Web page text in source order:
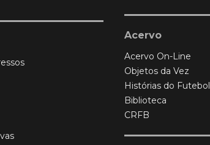
Acervo
Acervo On-Line
Objetos da Vez
Histórias do Futebol
Biblioteca
CRFB